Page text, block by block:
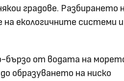
градове. Разбирането
на екологичните системи и
бързо от водата на
образуването на ниско